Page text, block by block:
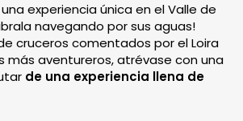
experiencia única en el Valle de
navegando por sus aguas!
cruceros comentados por el Loira
más aventureros, atrévase con una
de una experiencia llena de